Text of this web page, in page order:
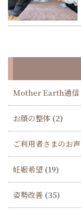
Mother Earth通信
お顔の整体 (2)
ご利用者さまのお声
妊娠希望 (19)
姿勢改善 (35)